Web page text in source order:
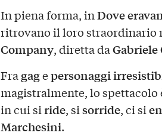
In piena forma, inDove
ritrovano il loro straordinario
Company, diretta daGabriele
Fragagepersonaggi
magistralmente, lo spettacolo
in cui siride, sisorride, ci si
Marchesini.